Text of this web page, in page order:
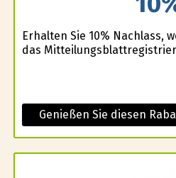
Erhalten Sie 10% Nachlass,
das
Genießen Sie diesen